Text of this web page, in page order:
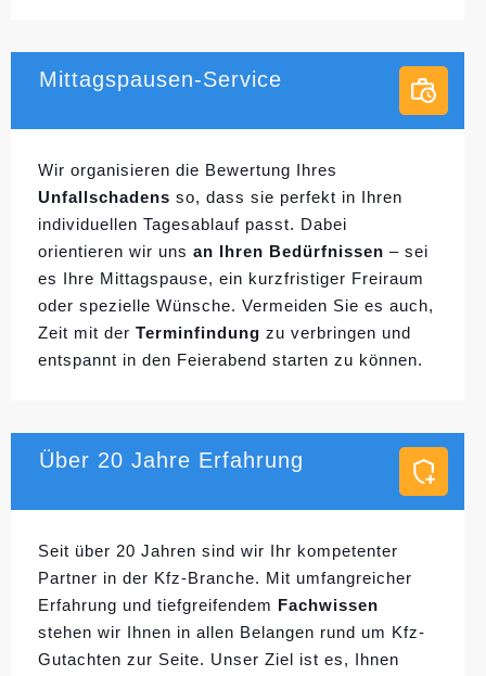
Mittagspausen-Service
Wir organisieren die Bewertung Ihres
Unfallschadens so, dass sie perfekt in Ihren
individuellen Tagesablauf passt. Dabei
orientieren wir uns an Ihren Bedürfnissen – sei
es Ihre Mittagspause, ein kurzfristiger Freiraum
oder spezielle Wünsche. Vermeiden Sie es auch,
Zeit mit der Terminfindung zu verbringen und
entspannt in den Feierabend starten zu können.
Über 20 Jahre Erfahrung
Seit über 20 Jahren sind wir Ihr kompetenter
Partner in der Kfz-Branche. Mit umfangreicher
Erfahrung und tiefgreifendem Fachwissen
stehen wir Ihnen in allen Belangen rund um Kfz-
Gutachten zur Seite. Unser Ziel ist es, Ihnen